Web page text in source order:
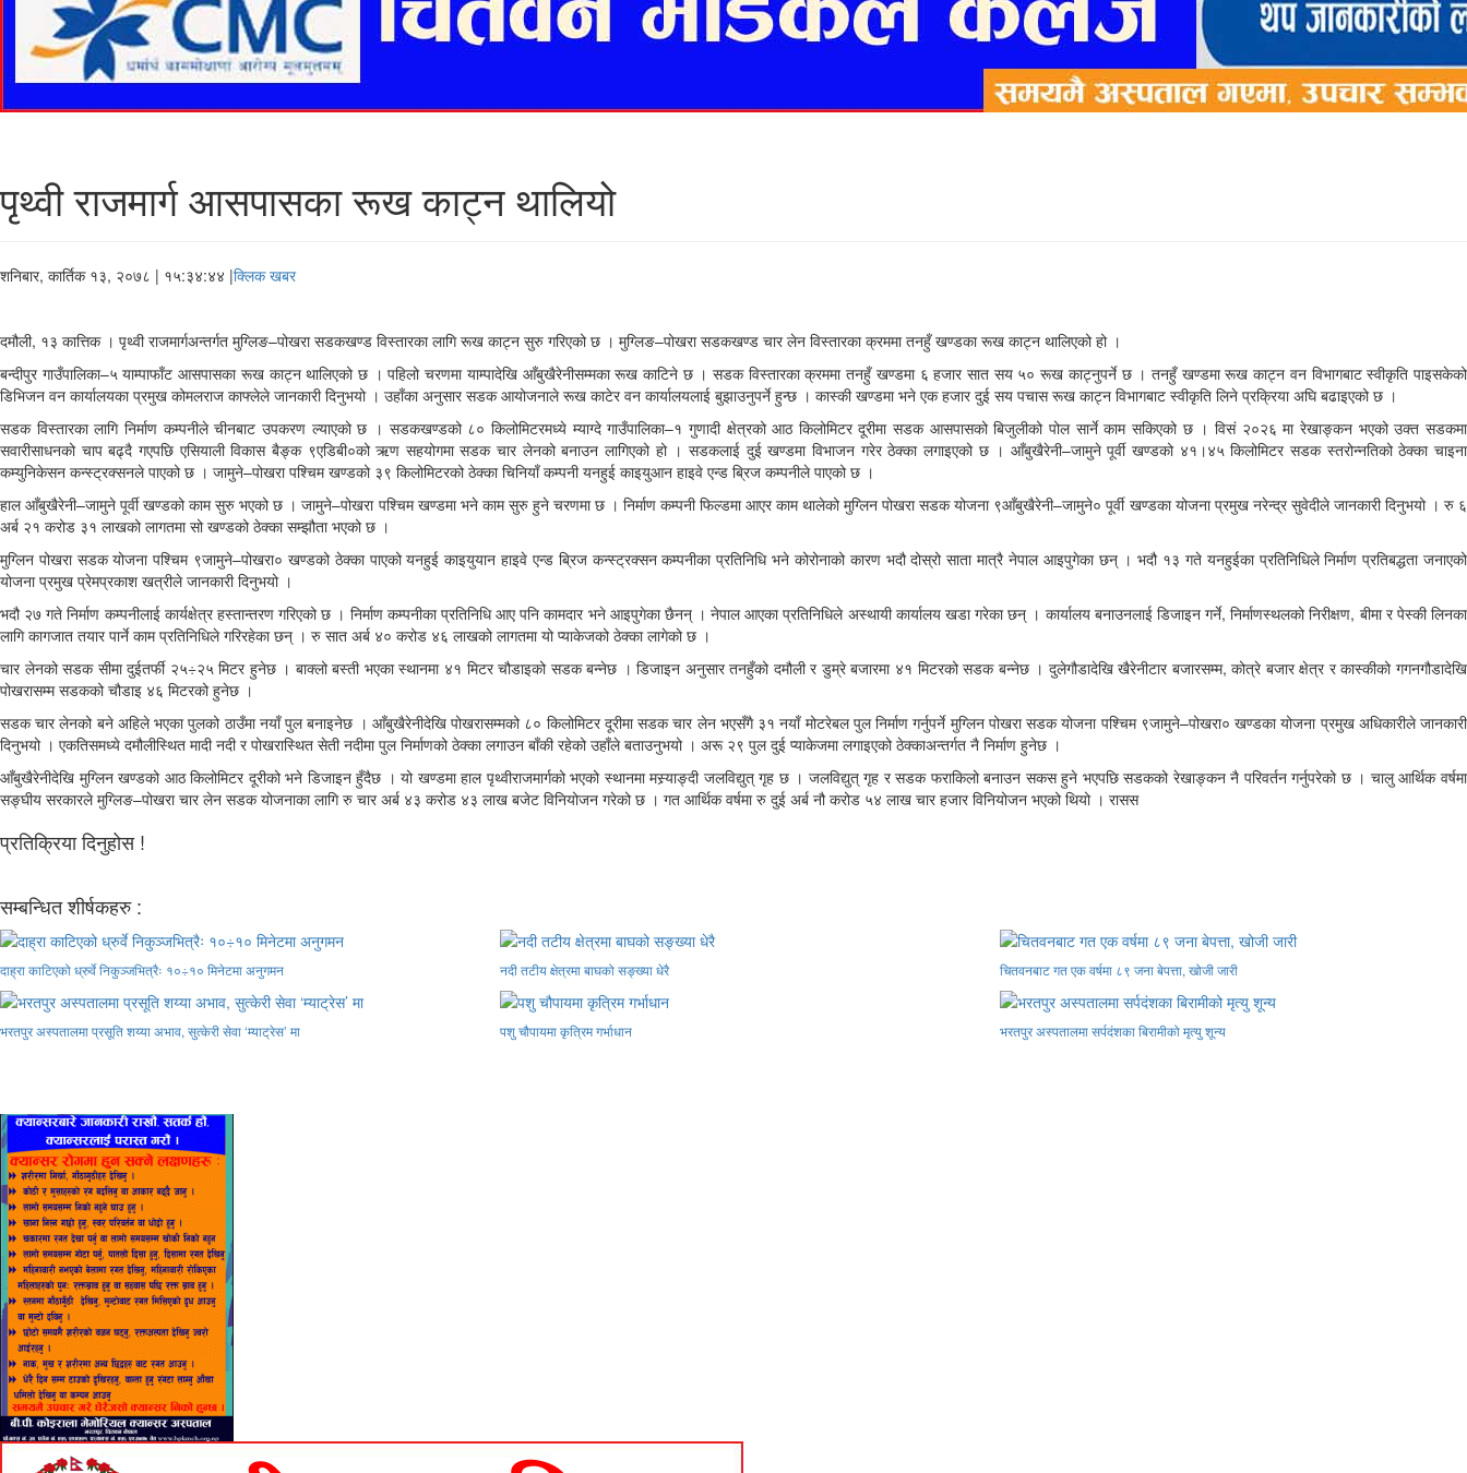
पृथ्वी राजमार्ग आसपासका रूख काट्न थालियो
शनिबार, कार्तिक १३, २०७८ | १५:३४:४४ |क्लिक खबर
दमौली, १३ कात्तिक । पृथ्वी राजमार्गअन्तर्गत मुग्लिङ–पोखरा सडकखण्ड विस्तारका लागि रूख काट्न सुरु गरिएको छ । मुग्लिङ–पोखरा सडकखण्ड चार लेन विस्तारका क्रममा तनहुँ खण्डका रूख काट्न थालिएको हो ।
बन्दीपुर गाउँपालिका–५ याम्पाफाँट आसपासका रूख काट्न थालिएको छ । पहिलो चरणमा याम्पादेखि आँबुखैरेनीसम्मका रूख काटिने छ । सडक विस्तारका क्रममा तनहुँ खण्डमा ६ हजार सात सय ५० रूख काट्नुपर्ने छ । तनहुँ खण्डमा रूख काट्न वन विभागबाट स्वीकृति पाइसकेको
डिभिजन वन कार्यालयका प्रमुख कोमलराज काफ्लेले जानकारी दिनुभयो । उहाँका अनुसार सडक आयोजनाले रूख काटेर वन कार्यालयलाई बुझाउनुपर्ने हुन्छ । कास्की खण्डमा भने एक हजार दुई सय पचास रूख काट्न विभागबाट स्वीकृति लिने प्रक्रिया अघि बढाइएको छ ।
सडक विस्तारका लागि निर्माण कम्पनीले चीनबाट उपकरण ल्याएको छ । सडकखण्डको ८० किलोमिटरमध्ये म्याग्दे गाउँपालिका–१ गुणादी क्षेत्रको आठ किलोमिटर दूरीमा सडक आसपासको बिजुलीको पोल सार्ने काम सकिएको छ । विसं २०२६ मा रेखाङ्कन भएको उक्त सडकमा
सवारीसाधनको चाप बढ्दै गएपछि एसियाली विकास बैङ्क ९एडिबी०को ऋण सहयोगमा सडक चार लेनको बनाउन लागिएको हो । सडकलाई दुई खण्डमा विभाजन गरेर ठेक्का लगाइएको छ । आँबुखैरेनी–जामुने पूर्वी खण्डको ४१।४५ किलोमिटर सडक स्तरोन्नतिको ठेक्का चाइना
कम्युनिकेसन कन्स्ट्रक्सनले पाएको छ । जामुने–पोखरा पश्चिम खण्डको ३९ किलोमिटरको ठेक्का चिनियाँ कम्पनी यनहुई काइयुआन हाइवे एन्ड ब्रिज कम्पनीले पाएको छ ।
हाल आँबुखैरेनी–जामुने पूर्वी खण्डको काम सुरु भएको छ । जामुने–पोखरा पश्चिम खण्डमा भने काम सुरु हुने चरणमा छ । निर्माण कम्पनी फिल्डमा आएर काम थालेको मुग्लिन पोखरा सडक योजना ९आँबुखैरेनी–जामुने० पूर्वी खण्डका योजना प्रमुख नरेन्द्र सुवेदीले जानकारी दिनुभयो । रु ६
अर्ब २१ करोड ३१ लाखको लागतमा सो खण्डको ठेक्का सम्झौता भएको छ ।
मुग्लिन पोखरा सडक योजना पश्चिम ९जामुने–पोखरा० खण्डको ठेक्का पाएको यनहुई काइयुयान हाइवे एन्ड ब्रिज कन्स्ट्रक्सन कम्पनीका प्रतिनिधि भने कोरोनाको कारण भदौ दोस्रो साता मात्रै नेपाल आइपुगेका छन् । भदौ १३ गते यनहुईका प्रतिनिधिले निर्माण प्रतिबद्धता जनाएको
योजना प्रमुख प्रेमप्रकाश खत्रीले जानकारी दिनुभयो ।
भदौ २७ गते निर्माण कम्पनीलाई कार्यक्षेत्र हस्तान्तरण गरिएको छ । निर्माण कम्पनीका प्रतिनिधि आए पनि कामदार भने आइपुगेका छैनन् । नेपाल आएका प्रतिनिधिले अस्थायी कार्यालय खडा गरेका छन् । कार्यालय बनाउनलाई डिजाइन गर्ने, निर्माणस्थलको निरीक्षण, बीमा र पेस्की लिनका
लागि कागजात तयार पार्ने काम प्रतिनिधिले गरिरहेका छन् । रु सात अर्ब ४० करोड ४६ लाखको लागतमा यो प्याकेजको ठेक्का लागेको छ ।
चार लेनको सडक सीमा दुईतर्फी २५÷२५ मिटर हुनेछ । बाक्लो बस्ती भएका स्थानमा ४१ मिटर चौडाइको सडक बन्नेछ । डिजाइन अनुसार तनहुँको दमौली र डुम्रे बजारमा ४१ मिटरको सडक बन्नेछ । दुलेगौडादेखि खैरेनीटार बजारसम्म, कोत्रे बजार क्षेत्र र कास्कीको गगनगौडादेखि
पोखरासम्म सडकको चौडाइ ४६ मिटरको हुनेछ ।
सडक चार लेनको बने अहिले भएका पुलको ठाउँमा नयाँ पुल बनाइनेछ । आँबुखैरेनीदेखि पोखरासम्मको ८० किलोमिटर दूरीमा सडक चार लेन भएसँगै ३१ नयाँ मोटरेबल पुल निर्माण गर्नुपर्ने मुग्लिन पोखरा सडक योजना पश्चिम ९जामुने–पोखरा० खण्डका योजना प्रमुख अधिकारीले जानकारी
दिनुभयो । एकतिसमध्ये दमौलीस्थित मादी नदी र पोखरास्थित सेती नदीमा पुल निर्माणको ठेक्का लगाउन बाँकी रहेको उहाँले बताउनुभयो । अरू २९ पुल दुई प्याकेजमा लगाइएको ठेक्काअन्तर्गत नै निर्माण हुनेछ ।
आँबुखैरेनीदेखि मुग्लिन खण्डको आठ किलोमिटर दूरीको भने डिजाइन हुँदैछ । यो खण्डमा हाल पृथ्वीराजमार्गको भएको स्थानमा मस्र्याङ्दी जलविद्युत् गृह छ । जलविद्युत् गृह र सडक फराकिलो बनाउन सकस हुने भएपछि सडकको रेखाङ्कन नै परिवर्तन गर्नुपरेको छ । चालु आर्थिक वर्षमा
सङ्घीय सरकारले मुग्लिङ–पोखरा चार लेन सडक योजनाका लागि रु चार अर्ब ४३ करोड ४३ लाख बजेट विनियोजन गरेको छ । गत आर्थिक वर्षमा रु दुई अर्ब नौ करोड ५४ लाख चार हजार विनियोजन भएको थियो । रासस
प्रतिक्रिया दिनुहोस !
सम्बन्धित शीर्षकहरु :
दाह्रा काटिएको ध्रुर्वे निकुञ्जभित्रैः १०÷१० मिनेटमा अनुगमन नदी तटीय क्षेत्रमा बाघको सङ्ख्या धेरै चितवनबाट गत एक वर्षमा ८९ जना बेपत्ता, खोजी जारी
भरतपुर अस्पतालमा प्रसूति शय्या अभाव, सुत्केरी सेवा ‘म्याट्रेस’ मा पशु चौपायमा कृत्रिम गर्भाधान भरतपुर अस्पतालमा सर्पदंशका बिरामीको मृत्यु शून्य